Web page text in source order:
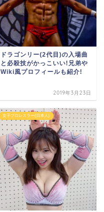
ドラゴンリー(2代目)の入場曲
と必殺技がかっこいい!兄弟や
Wiki風プロフィールも紹介!
2019年3月23日
女子プロレスラー(日本人)